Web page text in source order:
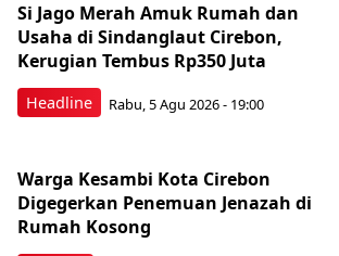
Headline
Si Jago Merah Amuk Rumah dan
Usaha di Sindanglaut Cirebon,
Kerugian Tembus Rp350 Juta
Rabu, 5 Agu 2026 - 19:00
Warga Kesambi Kota Cirebon
Digegerkan Penemuan Jenazah di
Rumah Kosong